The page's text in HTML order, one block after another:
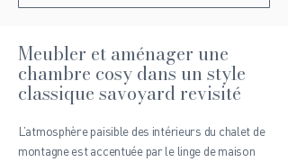
Meubler et aménager une
chambre cosy dans un style
classique savoyard revisité
L’atmosphère paisible des intérieurs du chalet de
montagne est accentuée par le linge de maison